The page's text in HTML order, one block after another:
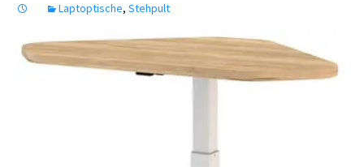
Laptoptische, Stehpult